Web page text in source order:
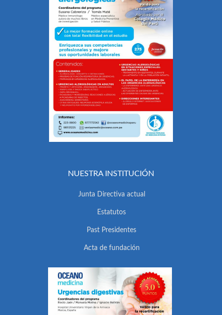
NUESTRA INSTITUCIÓN
Junta Directiva actual
Estatutos
Past Presidentes
Acta de fundación